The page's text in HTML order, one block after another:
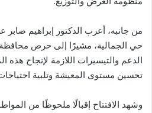
من جانبه، أعرب الدكتور إبراهيم
حي الجمالية، مشيرًا إلى حرص
الدعم والتيسيرات اللازمة لإنجاح هذه
تحسين مستوى المعيشة وتلبية
وشهد الافتتاح إقبالًا ملحوظًا من